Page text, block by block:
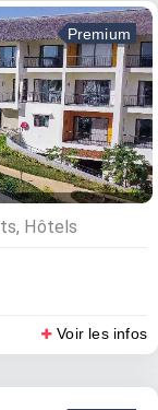
Premium
Hôtels
Voir les infos